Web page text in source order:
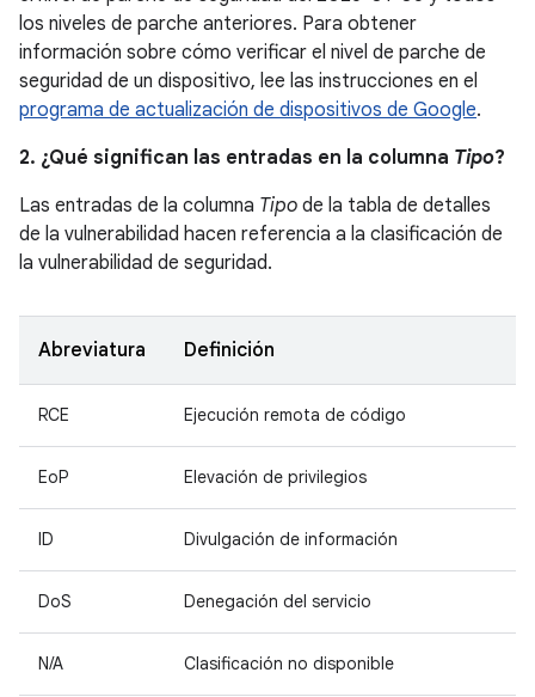
los niveles de parche anteriores. Para obtener
información sobre cómo verificar el nivel de parche de
seguridad de un dispositivo, lee las instrucciones en el
programa de actualización de dispositivos de Google.
2. ¿Qué significan las entradas en la columna Tipo?
Las entradas de la columna Tipo de la tabla de detalles
de la vulnerabilidad hacen referencia a la clasificación de
la vulnerabilidad de seguridad.
Abreviatura Definición
RCE Ejecución remota de código
EoP Elevación de privilegios
ID Divulgación de información
DoS Denegación del servicio
N/A Clasificación no disponible